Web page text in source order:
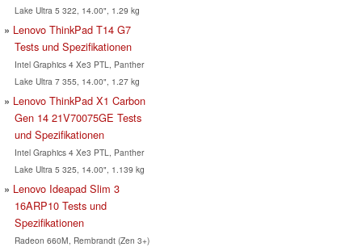
Lake Ultra 5 322, 14.00", 1.29 kg
Lenovo ThinkPad T14 G7
Tests und Spezifikationen
Intel Graphics 4 Xe3 PTL, Panther
Lake Ultra 7 355, 14.00", 1.27 kg
Lenovo ThinkPad X1 Carbon
Gen 14 21V70075GE Tests
und Spezifikationen
Intel Graphics 4 Xe3 PTL, Panther
Lake Ultra 5 325, 14.00", 1.139 kg
Lenovo Ideapad Slim 3
16ARP10 Tests und
Spezifikationen
Radeon 660M, Rembrandt (Zen 3+)